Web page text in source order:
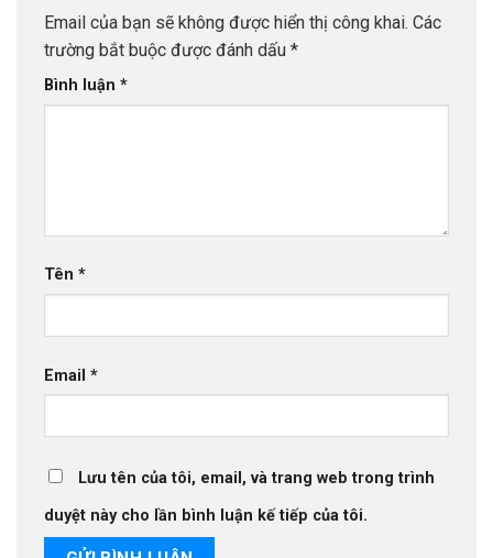
Email của bạn sẽ không được hiển thị công khai. Các
trường bắt buộc được đánh dấu *
Bình luận *
Tên *
Email *
Lưu tên của tôi, email, và trang web trong trình
duyệt này cho lần bình luận kế tiếp của tôi.